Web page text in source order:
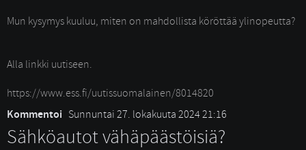
Mun kysymys kuuluu, miten on mahdollista köröttää ylinopeutta?
Alla linkki uutiseen.
https://www.ess.fi/uutissuomalainen/8014820
Kommentoi Sunnuntai 27. lokakuuta 2024 21:16
Sähköautot vähäpäästöisiä?